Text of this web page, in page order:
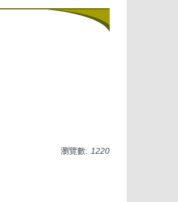
瀏覽數: 1220